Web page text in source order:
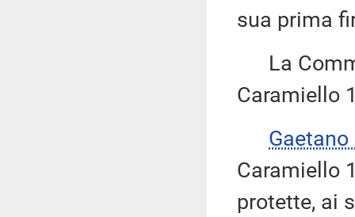
sua prima
La
Caramiello
Gaetano
Caramiello
protette, ai